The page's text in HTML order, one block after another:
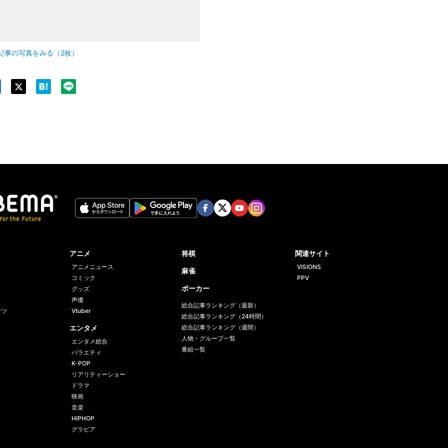
事の写真をみる（2枚）
アニメ
アニメニュース
コミック
グッズ
声優
Vtuber
エンタメ
エンタメ総合
バラエティ
K-POP
リアリティーショー
ドラマ
映画
音楽
HIPHOP
グラビア
将棋
麻雀
ポーカー
総合記事ランキング（最新）
総合記事ランキング（24時間）
総合記事ランキング（週間）
人物・グループ一覧
番組一覧
関連サイト
VISIONS
PPV